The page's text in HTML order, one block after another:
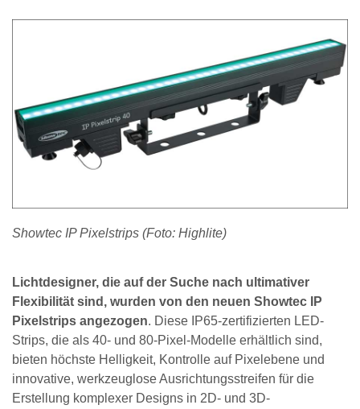
Showtec IP Pixelstrips (Foto: Highlite)
Lichtdesigner, die auf der Suche nach ultimativer
Flexibilität sind, wurden von den neuen Showtec IP
Pixelstrips angezogen. Diese IP65-zertifizierten LED-
Strips, die als 40- und 80-Pixel-Modelle erhältlich sind,
bieten höchste Helligkeit, Kontrolle auf Pixelebene und
innovative, werkzeuglose Ausrichtungsstreifen für die
Erstellung komplexer Designs in 2D- und 3D-